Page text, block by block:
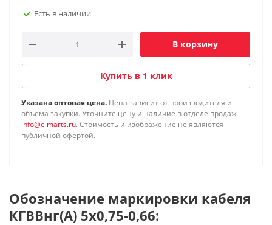
Есть в наличии
В корзину
Купить в 1 клик
Указана оптовая цена. Цена зависит от производителя и
объема закупки. Уточните цену и наличие в отделе продаж
info@elmarts.ru. Стоимость и изображение не являются
публичной офертой.
Обозначение маркировки кабеля
КГВВнг(А) 5х0,75-0,66: